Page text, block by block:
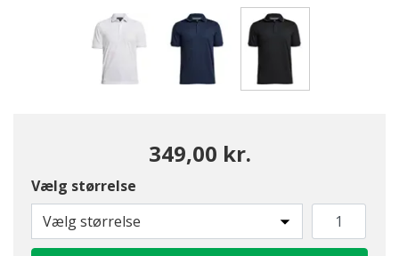
349,00 kr.
Vælg størrelse
Vælg størrelse